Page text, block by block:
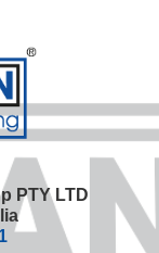
PTY LTD